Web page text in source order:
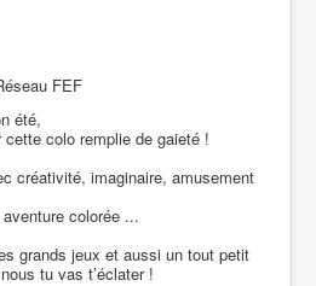
FEF
été,
colo remplie de gaieté !
créativité, imaginaire, amusement
colorée ...
grands jeux et aussi un tout petit
tu vas t’éclater !